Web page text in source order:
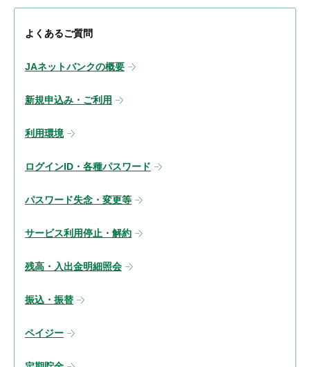
よくあるご質問
JAネットバンクの概要
新規申込み・ご利用
利用環境
ログインID・各種パスワード
パスワード失念・変更等
サービス利用停止・解約
残高・入出金明細照会
振込・振替
ペイジー